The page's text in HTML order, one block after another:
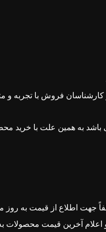
باشد به همین علت با خرید
جهت اطلاع از قیمت به روز
اعلام آخرین قیمت محصولات